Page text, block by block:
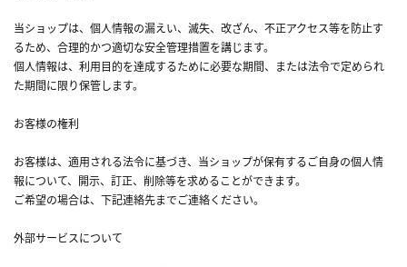
当ショップは、個人情報の漏えい、滅失、改ざん、不正アクセス等を防止す
るため、合理的かつ適切な安全管理措置を講じます。
個人情報は、利用目的を達成するために必要な期間、または法令で定められ
た期間に限り保管します。
お客様の権利
お客様は、適用される法令に基づき、当ショップが保有するご自身の個人情
報について、開示、訂正、削除等を求めることができます。
ご希望の場合は、下記連絡先までご連絡ください。
外部サービスについて